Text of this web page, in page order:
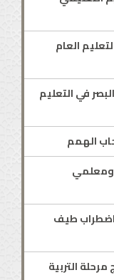
العام
في التعليم
الهمم
ومعلمي
اضطراب طيف
التربية